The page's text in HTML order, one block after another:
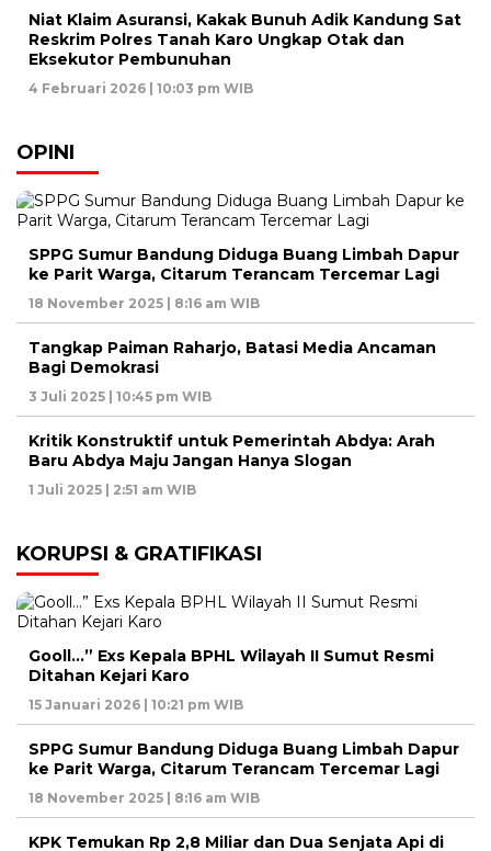
Niat Klaim Asuransi, Kakak Bunuh Adik Kandung Sat
Reskrim Polres Tanah Karo Ungkap Otak dan
Eksekutor Pembunuhan
4 Februari 2026 | 10:03 pm WIB
OPINI
SPPG Sumur Bandung Diduga Buang Limbah Dapur
ke Parit Warga, Citarum Terancam Tercemar Lagi
18 November 2025 | 8:16 am WIB
Tangkap Paiman Raharjo, Batasi Media Ancaman
Bagi Demokrasi
3 Juli 2025 | 10:45 pm WIB
Kritik Konstruktif untuk Pemerintah Abdya: Arah
Baru Abdya Maju Jangan Hanya Slogan
1 Juli 2025 | 2:51 am WIB
KORUPSI & GRATIFIKASI
Gooll…” Exs Kepala BPHL Wilayah II Sumut Resmi
Ditahan Kejari Karo
15 Januari 2026 | 10:21 pm WIB
SPPG Sumur Bandung Diduga Buang Limbah Dapur
ke Parit Warga, Citarum Terancam Tercemar Lagi
18 November 2025 | 8:16 am WIB
KPK Temukan Rp 2,8 Miliar dan Dua Senjata Api di